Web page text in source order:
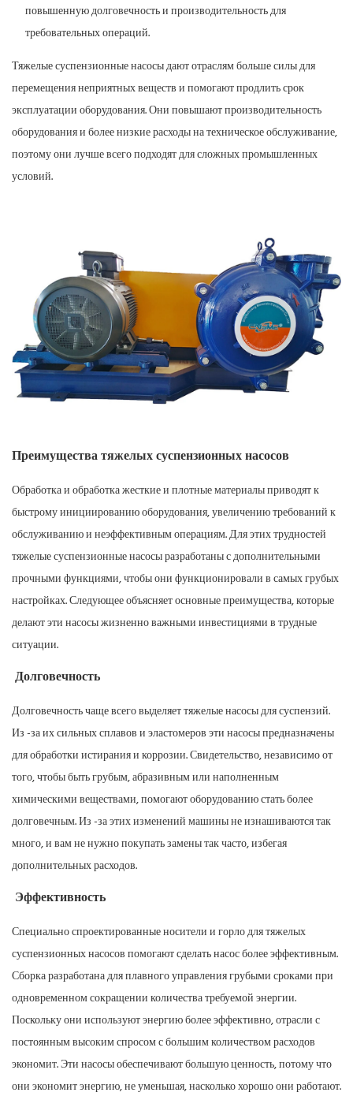
повышенную долговечность и производительность для
требовательных операций.
Тяжелые суспензионные насосы дают отраслям больше силы для
перемещения неприятных веществ и помогают продлить срок
эксплуатации оборудования. Они повышают производительность
оборудования и более низкие расходы на техническое обслуживание,
поэтому они лучше всего подходят для сложных промышленных
условий.
Преимущества тяжелых суспензионных насосов
Обработка и обработка жесткие и плотные материалы приводят к
быстрому инициированию оборудования, увеличению требований к
обслуживанию и неэффективным операциям. Для этих трудностей
тяжелые суспензионные насосы разработаны с дополнительными
прочными функциями, чтобы они функционировали в самых грубых
настройках. Следующее объясняет основные преимущества, которые
делают эти насосы жизненно важными инвестициями в трудные
ситуации.
Долговечность
Долговечность чаще всего выделяет тяжелые насосы для суспензий.
Из -за их сильных сплавов и эластомеров эти насосы предназначены
для обработки истирания и коррозии. Свидетельство, независимо от
того, чтобы быть грубым, абразивным или наполненным
химическими веществами, помогают оборудованию стать более
долговечным. Из -за этих изменений машины не изнашиваются так
много, и вам не нужно покупать замены так часто, избегая
дополнительных расходов.
Эффективность
Специально спроектированные носители и горло для тяжелых
суспензионных насосов помогают сделать насос более эффективным.
Сборка разработана для плавного управления грубыми сроками при
одновременном сокращении количества требуемой энергии.
Поскольку они используют энергию более эффективно, отрасли с
постоянным высоким спросом с большим количеством расходов
экономит. Эти насосы обеспечивают большую ценность, потому что
они экономит энергию, не уменьшая, насколько хорошо они работают.